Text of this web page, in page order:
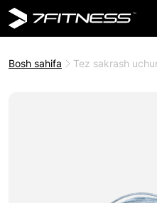
Bosh sahifa Tez sakrash